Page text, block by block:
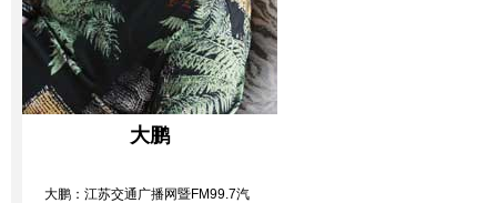
大鹏
大鹏：江苏交通广播网暨FM99.7汽